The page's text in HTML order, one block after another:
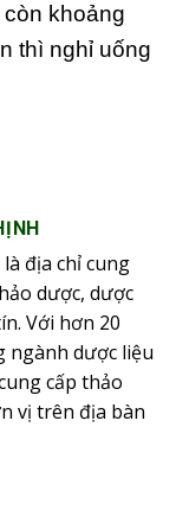
khoảng
thì nghỉ uống
địa chỉ cung
dược, dược
Với hơn 20
ngành dược liệu
cấp thảo
vị trên địa bàn